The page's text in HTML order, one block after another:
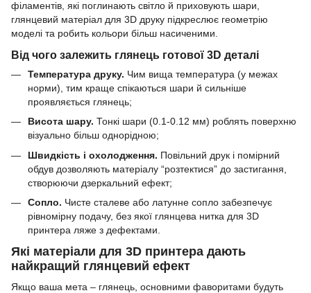
філаментів, які поглинають світло й приховують шари,
глянцевий матеріал для 3D друку підкреслює геометрію
моделі та робить кольори більш насиченими.
Від чого залежить глянець готової 3D деталі
Температура друку. Чим вища температура (у межах
норми), тим краще спікаються шари й сильніше
проявляється глянець;
Висота шару. Тонкі шари (0.1-0.12 мм) роблять поверхню
візуально більш однорідною;
Швидкість і охолодження. Повільний друк і помірний
обдув дозволяють матеріалу “розтектися” до застигання,
створюючи дзеркальний ефект;
Сопло. Чисте сталеве або латунне сопло забезпечує
рівномірну подачу, без якої глянцева нитка для 3D
принтера ляже з дефектами.
Які матеріали для 3D принтера дають
найкращий глянцевий ефект
Якщо ваша мета – глянець, основними фаворитами будуть